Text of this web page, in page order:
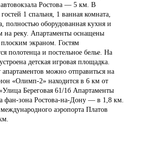
Ростова — 5 км. В
1 спальня, 1 ванная комната,
полностью оборудованная кухня и
на реку. Апартаменты оснащены
плоским экраном. Гостям
полотенца и постельное белье. На
детская игровая площадка.
можно отправиться на
«Олимп-2» находится в 6 км от
Береговая 61/1б Апартаменты
фан-зона Ростова-на-Дону — в 1,8 км.
аэропорта Платов